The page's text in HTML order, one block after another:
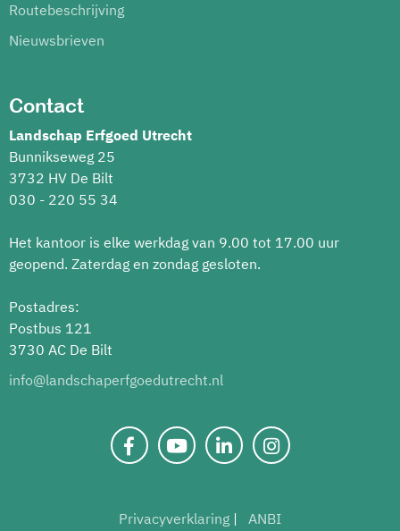
Routebeschrijving
Nieuwsbrieven
Contact
Landschap Erfgoed Utrecht
Bunnikseweg 25
3732 HV De Bilt
030 - 220 55 34
Het kantoor is elke werkdag van 9.00 tot 17.00 uur
geopend. Zaterdag en zondag gesloten.
Postadres:
Postbus 121
3730 AC De Bilt
info@landschaperfgoedutrecht.nl
Privacyverklaring ANBI